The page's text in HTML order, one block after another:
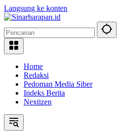
Langsung ke konten
Home
Redaksi
Pedoman Media Siber
Indeks Berita
Nextizen